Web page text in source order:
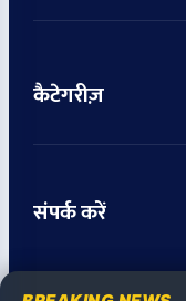
कैटेगरीज़
संपर्क करें